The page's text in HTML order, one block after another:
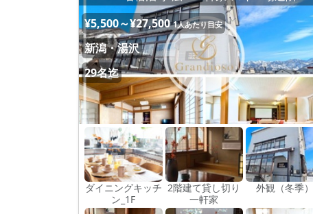
¥5,500～¥27,500 1人あたり目安
新潟・湯沢
29名迄
ダイニングキッチ
ン_1F
2階建て貸し切り
一軒家
外観（冬季）